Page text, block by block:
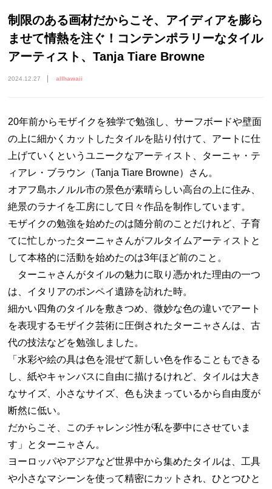
制限のある画材だからこそ、アイディアを膨ら
ませて情熱を注ぐ！コンテンポラリーなタイル
アーティスト、Tanja Tiare Browne
2024.12.27 allhawaii
20年前からモザイクを独学で勉強し、サーフボードや壁面
の上に細かくカットしたタイルを貼り付けて、アートに仕
上げていくというユニークなアーティスト、ターニャ・テ
ィアレ・ブラウン（Tanja Tiare Browne）さん。
オアフ島ホノルル市の景色が素晴らしい高台の上に住み、
絶景のラナイを工房にして日々作品を制作しています。
モザイクの勉強を始めたのは随分前のことだけれど、子育
てに忙しかったターニャさんがフルタイムアーティストと
して本格的に活動を始めたのは3年ほど前のこと。
ターニャさんがタイルの魅力に取り憑かれた理由の一つ
は、イタリアのポンペイ遺跡を訪れた時。
細かい四角のタイルを敷きつめ、微妙な色の違いでアート
を表現するモザイク芸術に圧倒されたターニャさんは、古
代の技法などを勉強しました。
「水彩や絵の具は色を混ぜて新しい色を作ることもできる
し、紙やキャンバスに自由に描けるけれど、タイルは大き
なサイズ、小さなサイズ、色も決まっているから自由度が
断然に低い。
だからこそ、このチャレンジ性が私を夢中にさせていま
す」とターニャさん。
ヨーロッパやアジアなど世界中から集めたタイルは、工具
や小さなマシーンを使って精密にカットされ、ひとつひと